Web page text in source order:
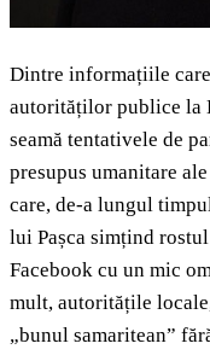
Dintre informațiile
autorităților publice la
seamă tentativele de
presupus umanitare
care, de-a lungul
lui Pașca simțind
Facebook cu un mic
mult, autoritățile
„bunul samaritean”